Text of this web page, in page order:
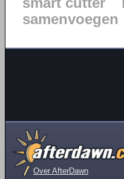
samenvoegen
Over AfterDawn